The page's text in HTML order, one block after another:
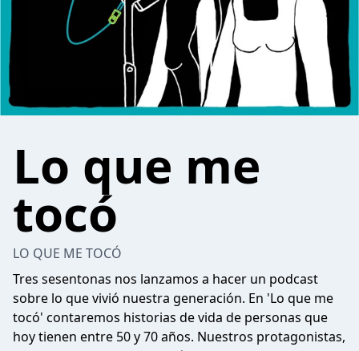
Lo que me
tocó
LO QUE ME TOCÓ
Tres sesentonas nos lanzamos a hacer un podcast
sobre lo que vivió nuestra generación. En 'Lo que me
tocó' contaremos historias de vida de personas que
hoy tienen entre 50 y 70 años. Nuestros protagonistas,